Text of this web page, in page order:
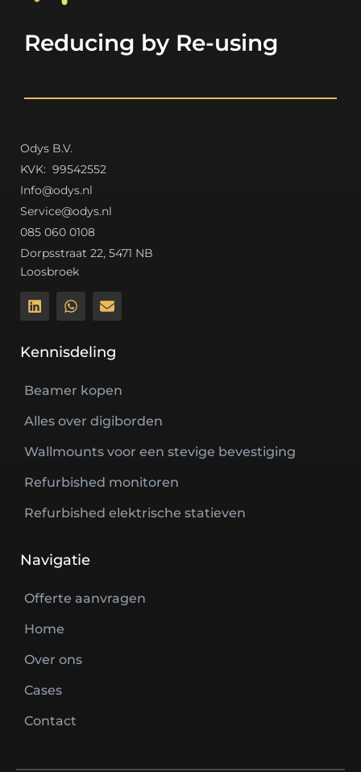
Reducing by Re-using
Odys B.V.
KVK: 99542552
Info@odys.nl
Service@odys.nl
085 060 0108
Dorpsstraat 22, 5471 NB
Loosbroek
Kennisdeling
Beamer kopen
Alles over digiborden
Wallmounts voor een stevige bevestiging
Refurbished monitoren
Refurbished elektrische statieven
Navigatie
Offerte aanvragen
Home
Over ons
Cases
Contact